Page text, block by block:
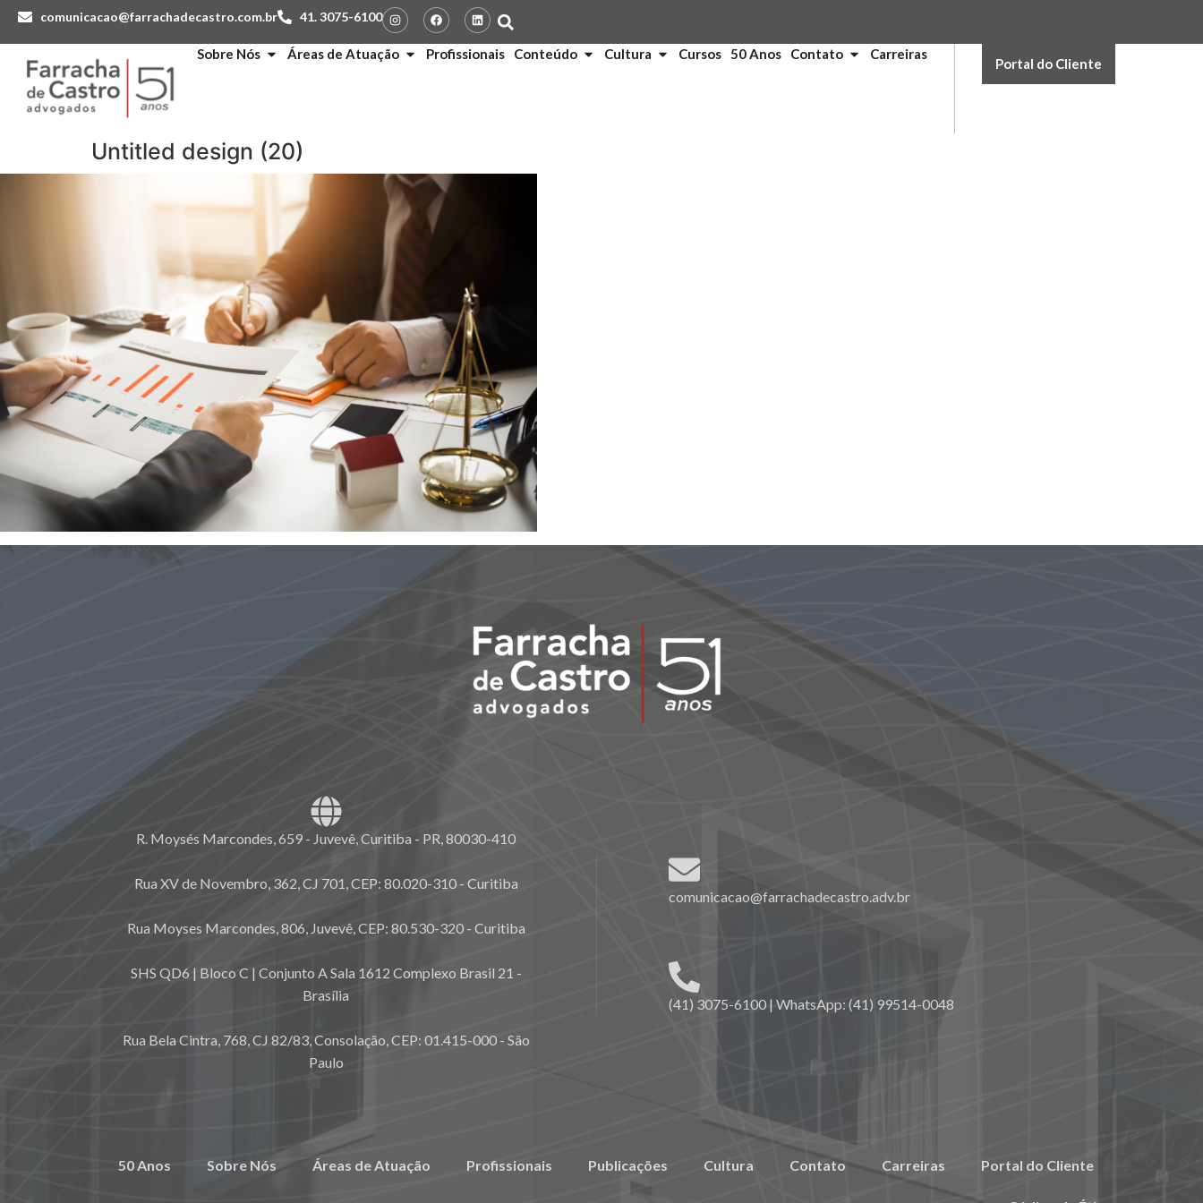
comunicacao@farrachadecastro.com.br 41. 3075-6100
Sobre Nós Áreas de Atuação Profissionais Conteúdo Cultura Cursos 50 Anos Contato Carreiras
Portal do Cliente
Untitled design (20)
R. Moysés Marcondes, 659 - Juvevê, Curitiba - PR, 80030-410
Rua XV de Novembro, 362, CJ 701, CEP: 80.020-310 - Curitiba
Rua Moyses Marcondes, 806, Juvevê, CEP: 80.530-320 - Curitiba
SHS QD6 | Bloco C | Conjunto A Sala 1612 Complexo Brasil 21 -
Brasília
Rua Bela Cintra, 768, CJ 82/83, Consolação, CEP: 01.415-000 - São
Paulo
comunicacao@farrachadecastro.adv.br
(41) 3075-6100 | WhatsApp: (41) 99514-0048
50 Anos Sobre Nós Áreas de Atuação Profissionais Publicações Cultura Contato Carreiras Portal do Cliente